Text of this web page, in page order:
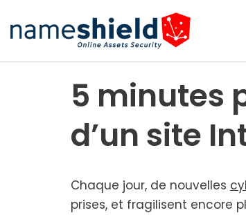
Aller
au
5 minutes
d’un site
Chaque jour, de nou­velles
prises, et fra­gi­lisent encore